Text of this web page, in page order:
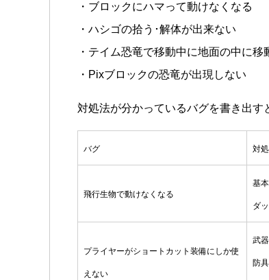
・ブロックにハマって動けなくなる
・ハシゴの拾う･解体が出来ない
・テイム恐竜で移動中に地面の中に移
・Pixブロックの恐竜が出現しない
対処法が分かっているバグを書き出す
バグ 対
飛行生物で動けなくなる
基
ダ
プライヤーがショートカット装備にしか使
えない
武
防